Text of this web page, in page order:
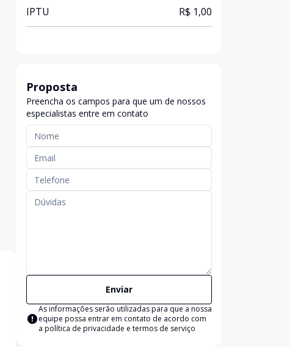
IPTU R$ 1,00
Proposta
Preencha os campos para que um de nossos
especialistas entre em contato
Enviar
As informações serão utilizadas para que a nossa
equipe possa entrar em contato de acordo com
a política de privacidade e termos de serviço